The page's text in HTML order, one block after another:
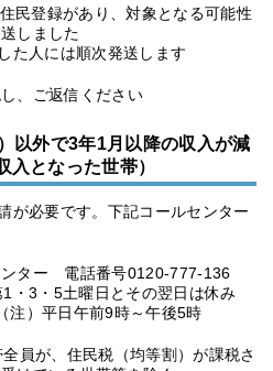
民登録があり、対象となる可能性
しました
た人には順次発送します
、ご返信ください
以外で3年1月以降の収入が減
入となった世帯）
が必要です。下記コールセンター
ンター 電話番号0120-777-136
1・3・5土曜日とその翌日は休み
注）平日午前9時～午後5時
員が、住民税（均等割）が課税さ